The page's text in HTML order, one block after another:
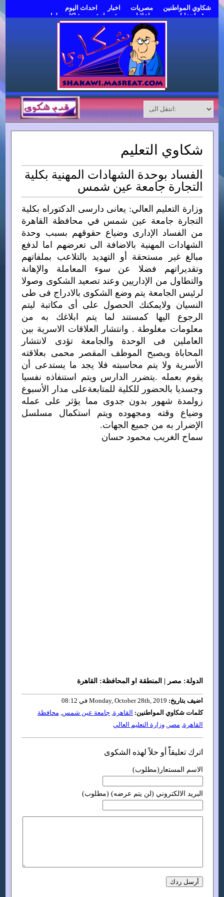
شكاوي المواطنين مصريات اخبار
احداث اليوم
موقع انتخابات مصر
اعلانات مبوبة مجانية
مشاكل وحلول
شكاوي التعليم
الفساد بوحدة الشهادات المهنية بكلية
التجارة جامعة عين شمس
وزارة التعليم العالي: يعانى دارسى الدكتوراه بكلية
التجارة جامعة عين شمس في محافظة القاهرة
من الفساد الإدارى وضياع حقوقهم بسبب وحدة
الشهادات المهنية بالاضافة الى تعرضهم اما لدفع
مبالغ غير مستحقة أو التهديد بالتلاعب بملفاتهم
وتقديراتهم فضلا عن سوء المعاملة والإهانة
والتطاول من الإداريين وعند تصعيد الشكوى وصولا
لرئيس الجامعة يتم وضع الشكوى بالادراج فى طى
النسيان ولايمكنك الحصول على أى مكاتبة ليتم
الرجوع اليها كمستند لما يتم ابلاغك به من
معلومات مغلوطة . وانتشار العلاقات الاسرية بين
العاملين فى الوحدة والجامعة تؤدى لانتشار
المحاباة ويصبح الموظف المقصر محمى بعلاقته
الأسرية ولا يتم محاسبته فلا يجد ما يستدعى أن
يقوم بعمله .يتضرر الدارس ويتم استنفاذه نفسيا
وجسديا بالحضور للكلية للمتابعةعلى مدار الأسبوع
زولمدة شهور بدون جدوى مما يؤثر على عمله
وضياع وقته ومجهوده ويتم استكمال مسلسل
الإضرار به من جميع الجهات.
سماح الغريب محمود حسان
الدولة: مصر | المنطقة او المحافظة: القاهرة
اضيف بتاريخ:
كلمات شكاوي المواطنين: القاهرة, جامعة عين شمس, محافظة
القاهرة, مصر,وزارة التعليم العالي
اترك تعليقاًً أو حلاً لهذه الشكوى
الاسم المستعار(مطلوب)
البريد الالكتروني (لن يتم عرضه) (مطلوب)